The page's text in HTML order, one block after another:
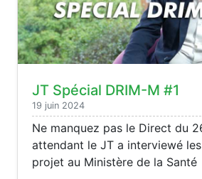
JT Spécial DRIM-M #1
19 juin 2024
Ne manquez pas le Direct du
attendant le JT a interviewé
projet au Ministère de la Santé